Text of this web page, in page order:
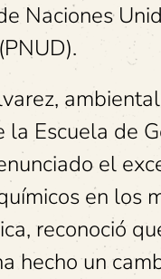
Naciones
la Escuela de
el
en los
reconoció
hecho un